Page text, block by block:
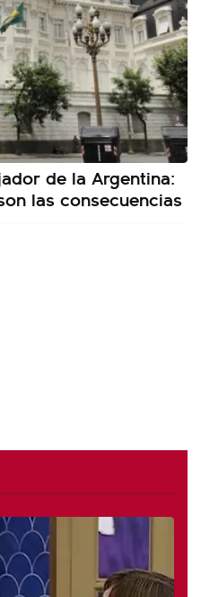
de la Argentina:
las consecuencias